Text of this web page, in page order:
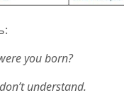
you born?
understand.